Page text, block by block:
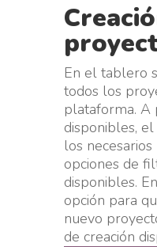
En el tablero
todos los
plataforma. A
disponibles,
los
opciones de
disponibles.
opción para
nuevo
de creación